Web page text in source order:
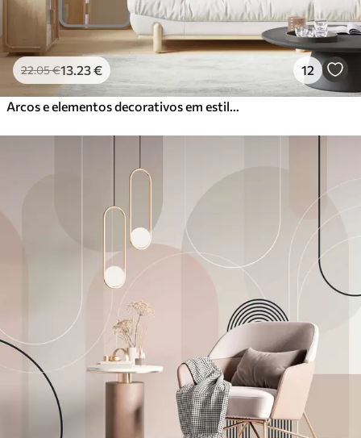
22.05€13 .23€ 12